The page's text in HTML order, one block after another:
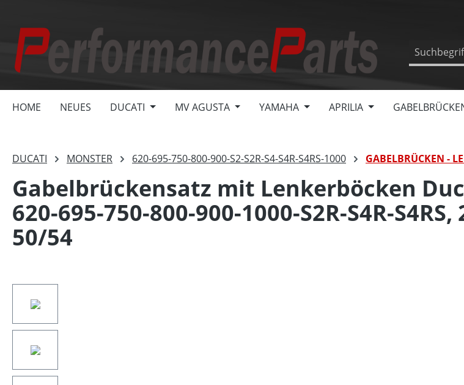
HOME NEUES DUCATI MV AGUSTA YAMAHA APRILIA
DUCATI MONSTER 620-695-750-800-900-S2-S2R-S4-S4R-S4RS-1000 GABELBRÜCKEN -
Gabelbrückensatz mit Lenkerböcken
620-695-750-800-900-1000-S2R-S4R-
50/54